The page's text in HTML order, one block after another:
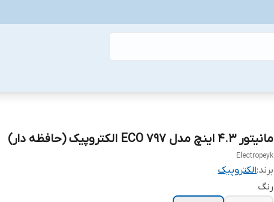
مانیتور 4.3 اینچ مدل ۷۹۷ ECO الکتروپیک (حافظه دار)
Electropeyk
برند:الکتروپیک
رنگ